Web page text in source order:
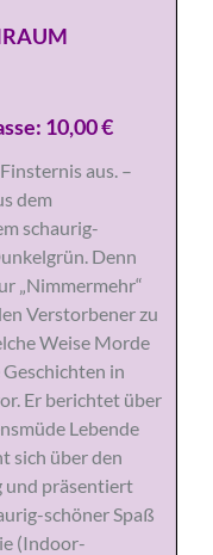
10,00 €
aus. –
dem
schaurig-
Denn
„Nimmermehr“
Verstorbener zu
Weise Morde
in
Er berichtet über
Lebende
sich über den
und präsentiert
schöner Spaß
(Indoor-